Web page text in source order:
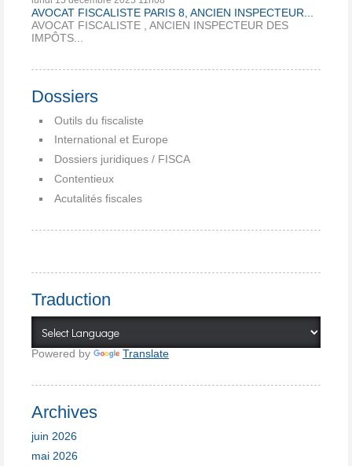
AVOCAT FISCALISTE PARIS 8, ANCIEN INSPECTEUR...
AVOCAT FISCALISTE , ANCIEN INSPECTEUR DES
IMPÔTS...
Dossiers
Outils du fiscaliste
International et Europe
Dossiers juridiques / FISCA
Contentieux
Acutalités fiscales
Traduction
Powered by Translate
Archives
juin 2026
mai 2026